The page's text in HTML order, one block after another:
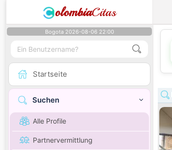
olombiaCitas
Bogota 2026-08-06 22:00
Startseite
Suchen
Alle Profile
Partnervermittlung